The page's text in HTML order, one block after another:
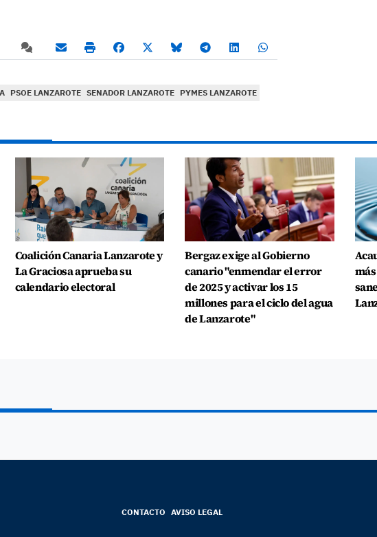
PSOE LANZAROTE SENADOR LANZAROTE PYMES LANZAROTE
Coalición Canaria Lanzarote y
La Graciosa aprueba su
calendario electoral
Bergaz exige al Gobierno
canario "enmendar el error
de 2025 y activar los 15
millones para el ciclo del agua
de Lanzarote"
CONTACTO AVISO LEGAL